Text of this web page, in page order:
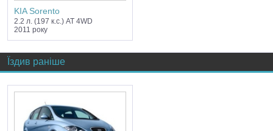
KIA Sorento
2.2 л. (197 к.с.) AT 4WD
2011 року
Їздив раніше